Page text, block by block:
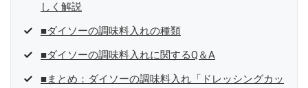
しく解説
■ダイソーの調味料入れの種類
■ダイソーの調味料入れに関するQ＆A
■まとめ：ダイソーの調味料入れ「ドレッシングカッ